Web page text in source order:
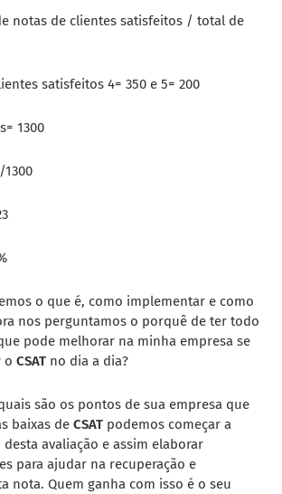
notas de clientes satisfeitos / total de
satisfeitos 4= 350 e 5= 200
1300
1300
o que é, como implementar e como
nos perguntamos o porquê de ter todo
pode melhorar na minha empresa se
oCSAT no dia a dia?
são os pontos de sua empresa que
baixas deCSAT podemos começar a
avaliação e assim elaborar
para ajudar na recuperação e
nota. Quem ganha com isso é o seu